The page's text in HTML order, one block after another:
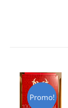
Promo!